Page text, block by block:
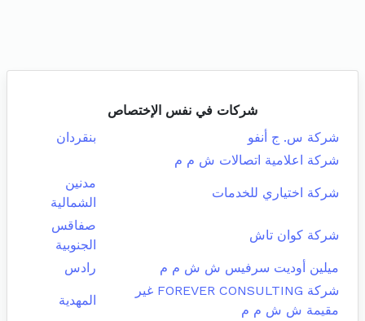
شركات في نفس الإختصاص
شركة س. ج أنفو
بنقردان
شركة اعلامية اتصالات ش م م
شركة اختياري للخدمات
مدنين
الشمالية
شركة كوان تاش
صفاقس
الجنوبية
ميلين أوديت سرفيس ش ش م م
رادس
شركة FOREVER CONSULTING غير
مقيمة ش ش م م
المهدية